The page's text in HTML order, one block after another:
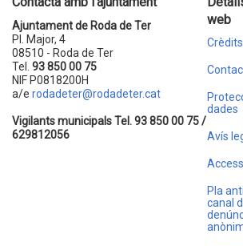
Ajuntament de Roda de Ter
Pl. Major, 4
08510 - Roda de Ter
Tel. 93 850 00 75
NIF P0818200H
a/e rodadeter@rodadeter.cat
Vigilants municipals Tel. 93 850 00 75 /
629812056
web
Crèdits
dades
Avís
Pla
canal